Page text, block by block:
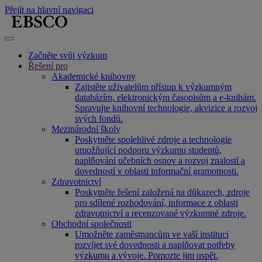
Přejít na hlavní navigaci
Začněte svůj výzkum
Řešení pro
Akademické knihovny
Zajistěte uživatelům přístup k výzkumným
databázím, elektronickým časopisům a e-knihám.
Spravujte knihovní technologie, akvizice a rozvoj
svých fondů.
Mezinárodní školy
Poskytněte spolehlivé zdroje a technologie
umožňující podporu výzkumu studentů,
naplňování učebních osnov a rozvoj znalostí a
dovedností v oblasti informační gramotnosti.
Zdravotnictví
Poskytněte řešení založená na důkazech, zdroje
pro sdílené rozhodování, informace z oblasti
zdravotnictví a recenzované výzkumné zdroje.
Obchodní společnosti
Umožněte zaměstnancům ve vaší instituci
rozvíjet své dovednosti a naplňovat potřeby
výzkumu a vývoje. Pomozte jim uspět.